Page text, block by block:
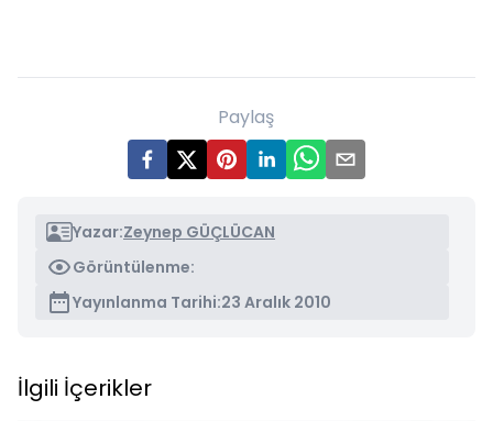
Paylaş
Yazar:Zeynep GÜÇLÜCAN
Görüntülenme:
Yayınlanma Tarihi:23 Aralık 2010
İlgili İçerikler